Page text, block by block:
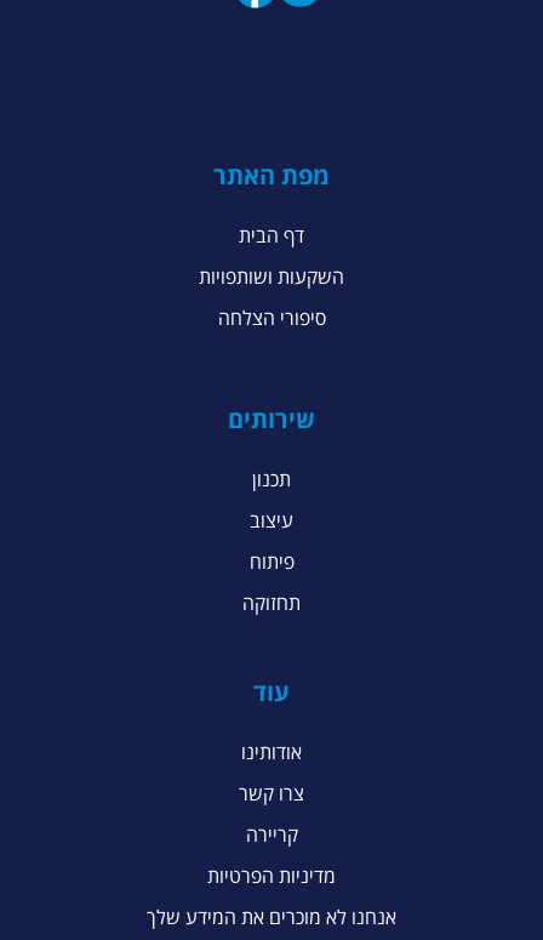
מפת האתר
דף הבית
השקעות ושותפויות
סיפורי הצלחה
שירותים
תכנון
עיצוב
פיתוח
תחזוקה
עוד
אודותינו
צרו קשר
קריירה
מדיניות הפרטיות
אנחנו לא מוכרים את המידע שלך